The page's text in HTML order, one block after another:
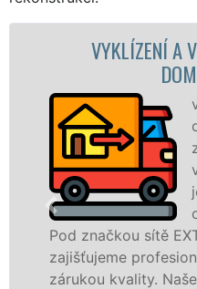
VYKLÍZECÍ PRÁCE
v Domažlicích a celém
okrese Domažlice
zajišťujeme služby
vyklízení, a to jak pro
jednotlivce, tak pro
obchodní společnosti.
VYKLÍZENÍ
a kvalitní servis se
služby poskytujeme